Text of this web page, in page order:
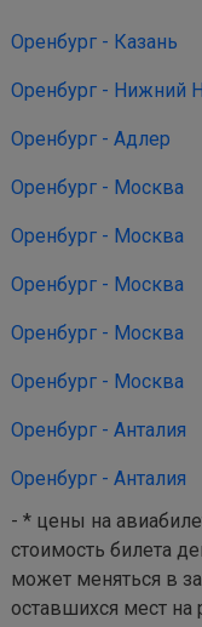
Оренбург - Казань
Оренбург - Нижний
Оренбург - Адлер
Оренбург - Москва
Оренбург - Москва
Оренбург - Москва
Оренбург - Москва
Оренбург - Москва
Оренбург - Анталия
Оренбург - Анталия
- * цены на
стоимость билета
может меняться в
оставшихся мест на